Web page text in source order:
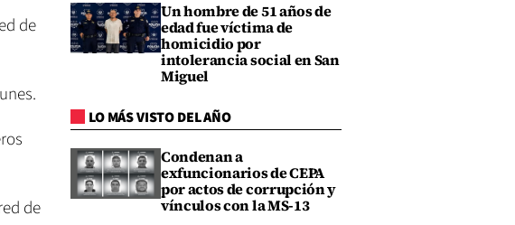
de
de
Un hombre de 51 años de
edad fue víctima de
homicidio por
intolerancia social en San
Miguel
LO MÁS VISTO DEL AÑO
Condenan a
exfuncionarios de CEPA
por actos de corrupción y
vínculos con la MS-13